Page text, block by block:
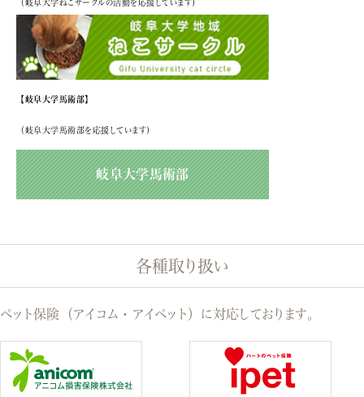
（岐阜大学ねこサークルの活動を応援しています）
【岐阜大学馬術部】
（岐阜大学馬術部を応援しています）
岐阜大学馬術部
各種取り扱い
ペット保険（アイコム・アイペット）に対応しております。